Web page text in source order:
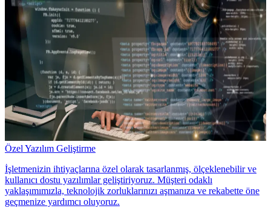
Özel Yazılım Geliştirme
İşletmenizin ihtiyaçlarına özel olarak tasarlanmış, ölçeklenebilir ve
kullanıcı dostu yazılımlar geliştiriyoruz. Müşteri odaklı
yaklaşımımızla, teknolojik zorluklarınızı aşmanıza ve rekabette öne
geçmenize yardımcı oluyoruz.